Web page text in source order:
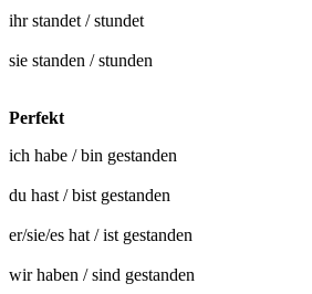
ihrstandet /stundet
sie standen /stunden
Perfekt
ich habe / bin gestanden
du hast / bist gestanden
er/sie/es hat / ist gestanden
wir haben / sind gestanden